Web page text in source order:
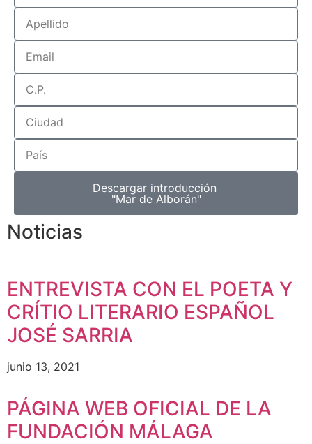
Descargar introducción
"Mar de Alborán"
Noticias
ENTREVISTA CON EL POETA Y
CRÍTIO LITERARIO ESPAÑOL
JOSÉ SARRIA
junio 13, 2021
PÁGINA WEB OFICIAL DE LA
FUNDACIÓN MÁLAGA